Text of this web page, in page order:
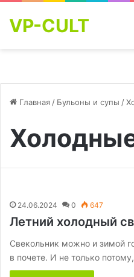
VP-CULT
Главная / Бульоны и супы /
24.06.2024 0 647
Летний холодный
Свекольник можно и зимой
в почете. И не только